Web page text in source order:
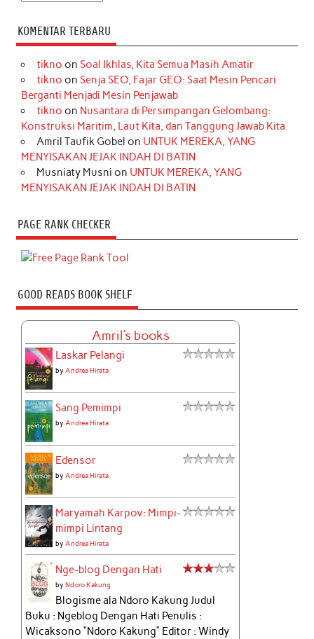
KOMENTAR TERBARU
tikno on Soal Ikhlas, Kita Semua Masih Amatir
tikno on Senja SEO, Fajar GEO: Saat Mesin Pencari
Berganti Menjadi Mesin Penjawab
tikno on Nusantara di Persimpangan Gelombang:
Konstruksi Maritim, Laut Kita, dan Tanggung Jawab Kita
Amril Taufik Gobel on UNTUK MEREKA, YANG
MENYISAKAN JEJAK INDAH DI BATIN
Musniaty Musni on UNTUK MEREKA, YANG
MENYISAKAN JEJAK INDAH DI BATIN
PAGE RANK CHECKER
GOOD READS BOOK SHELF
Amril's books
Laskar Pelangi
byAndrea Hirata
Sang Pemimpi
byAndrea Hirata
Edensor
byAndrea Hirata
Maryamah Karpov: Mimpi-
mimpi Lintang
byAndrea Hirata
Nge-blog Dengan Hati
byNdoro Kakung
Blogisme ala Ndoro Kakung Judul
Buku : Ngeblog Dengan Hati Penulis :
Wicaksono “Ndoro Kakung” Editor : Windy